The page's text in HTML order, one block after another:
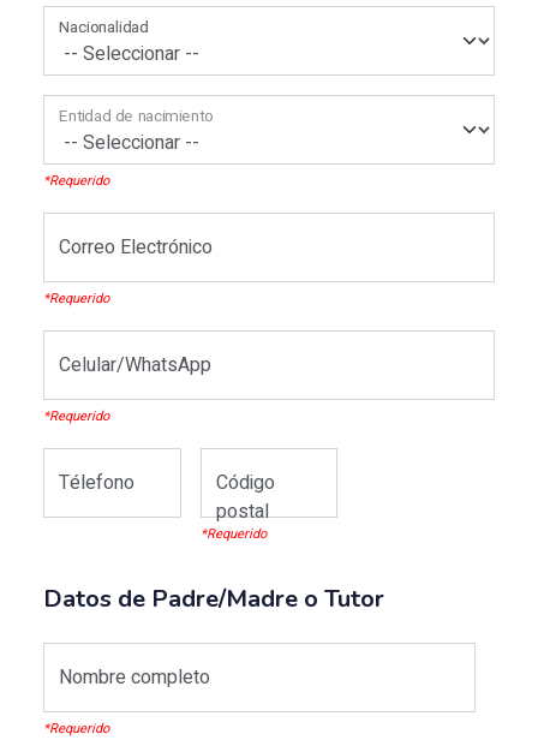
Nacionalidad
Nacionalidad
Entidad de nacimiento
*Requerido
Correo Electrónico
*Requerido
Celular/WhatsApp
*Requerido
Télefono
Código
postal
*Requerido
Datos de Padre/Madre o Tutor
Nombre completo
*Requerido